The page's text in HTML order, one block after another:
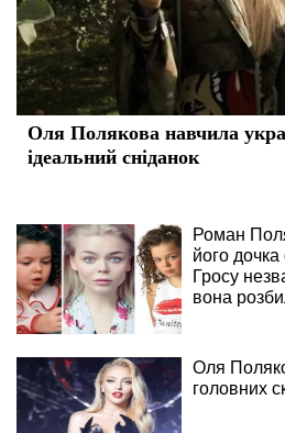
Оля Полякова навчила
ідеальний сніданок
Роман
його дочка
Гросу
вона
Оля
головних